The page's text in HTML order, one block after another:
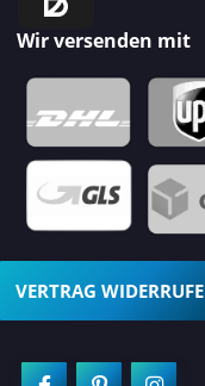
Wir versenden mit
VERTRAG